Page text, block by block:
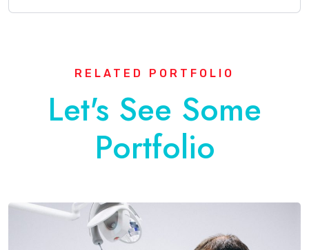
RELATED PORTFOLIO
Let's See Some
Portfolio